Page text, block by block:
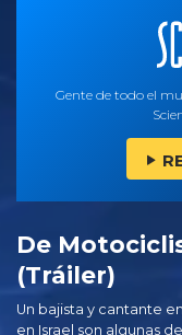
Gente de todo el
De
(Tráiler)
Un bajista y cantante
en Israel son algunas